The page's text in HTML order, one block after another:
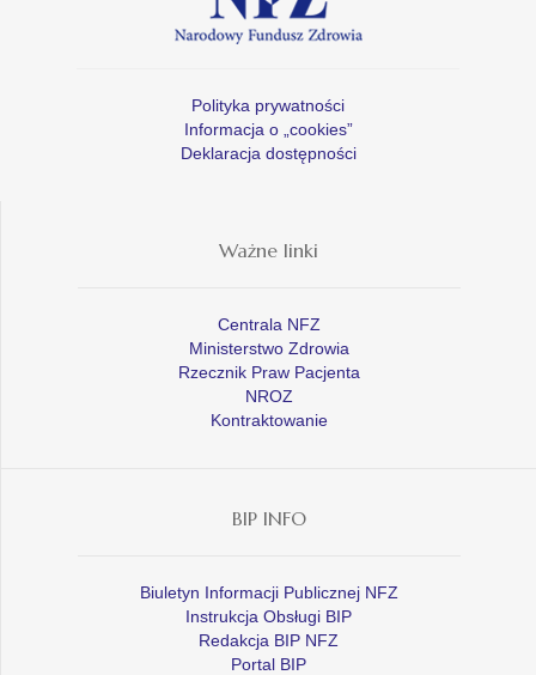
Polityka prywatności
Informacja o „cookies”
Deklaracja dostępności
Ważne linki
Centrala NFZ
Ministerstwo Zdrowia
Rzecznik Praw Pacjenta
NROZ
Kontraktowanie
BIP INFO
Biuletyn Informacji Publicznej NFZ
Instrukcja Obsługi BIP
Redakcja BIP NFZ
Portal BIP